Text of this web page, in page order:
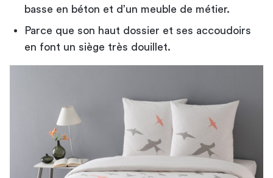
basse en béton et d’un meuble de métier.
Parce que son haut dossier et ses accoudoirs
en font un siège très douillet.